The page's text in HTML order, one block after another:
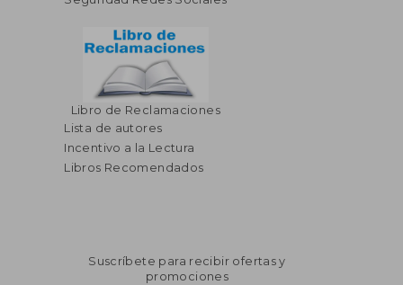
Libro de Reclamaciones
Lista de autores
Incentivo a la Lectura
Libros Recomendados
Suscríbete para recibir ofertas y
promociones